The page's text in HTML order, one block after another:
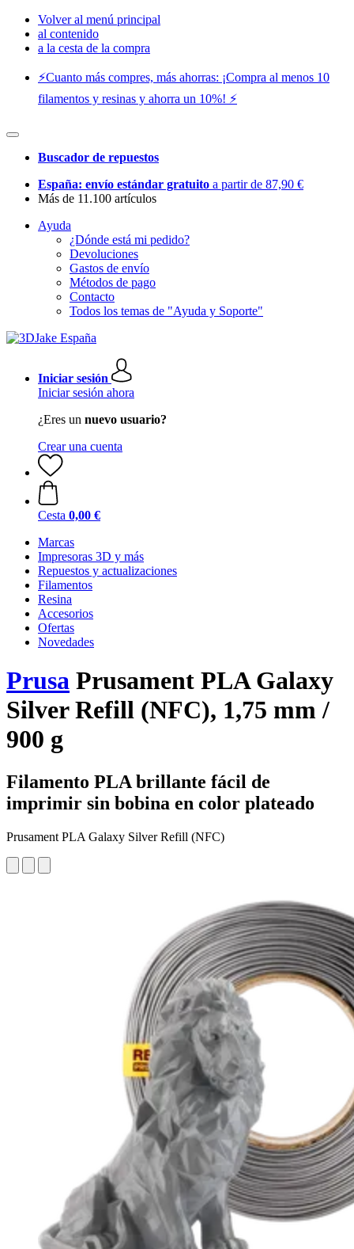
Volver al menú principal
al contenido
a la cesta de la compra
⚡️Cuanto más compres, más ahorras: ¡Compra al menos 10
filamentos y resinas y ahorra un 10%! ⚡️
Buscador de repuestos
España: envío estándar gratuito a partir de 87,90 €
Más de 11.100 artículos
Ayuda
¿Dónde está mi pedido?
Devoluciones
Gastos de envío
Métodos de pago
Contacto
Todos los temas de "Ayuda y Soporte"
Iniciar sesión
Iniciar sesión ahora
¿Eres un nuevo usuario?
Crear una cuenta
Cesta 0,00 €
Marcas
Impresoras 3D y más
Repuestos y actualizaciones
Filamentos
Resina
Accesorios
Ofertas
Novedades
Prusa Prusament PLA Galaxy
Silver Refill (NFC), 1,75 mm /
900 g
Filamento PLA brillante fácil de
imprimir sin bobina en color plateado
Prusament PLA Galaxy Silver Refill (NFC)